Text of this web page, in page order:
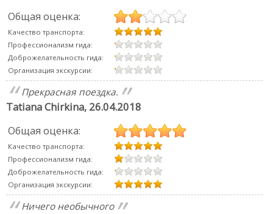
Общая оценка:
Качество транспорта:
Профессионализм гида:
Доброжелательность гида:
Организация экскурсии:
Прекрасная поездка.
Tatiana Chirkina, 26.04.2018
Общая оценка:
Качество транспорта:
Профессионализм гида:
Доброжелательность гида:
Организация экскурсии:
Ничего необычного